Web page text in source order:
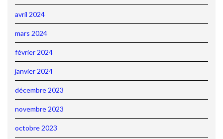
avril 2024
mars 2024
février 2024
janvier 2024
décembre 2023
novembre 2023
octobre 2023